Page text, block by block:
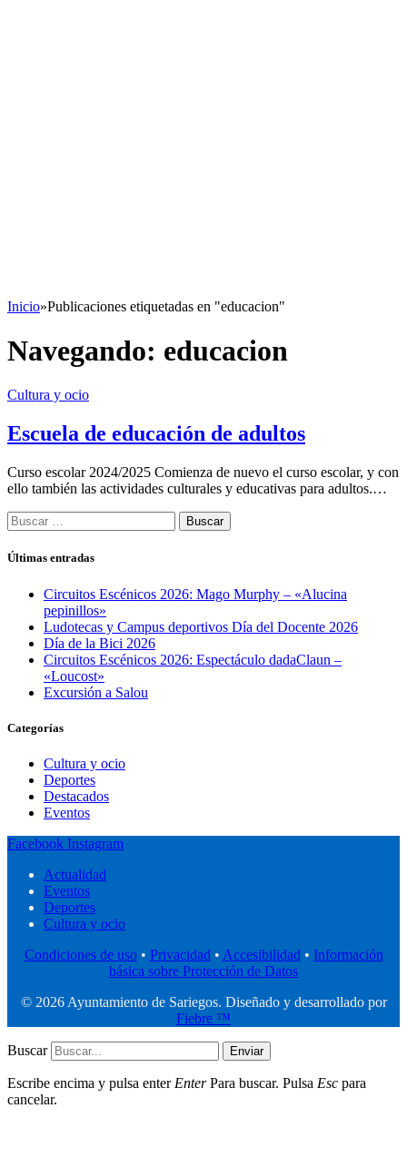
Inicio»Publicaciones etiquetadas en "educacion"
Navegando: educacion
Cultura y ocio
Escuela de educación de adultos
Curso escolar 2024/2025 Comienza de nuevo el curso escolar, y con
ello también las actividades culturales y educativas para adultos.…
Buscar:
Últimas entradas
Circuitos Escénicos 2026: Mago Murphy – «Alucina
pepinillos»
Ludotecas y Campus deportivos Día del Docente 2026
Día de la Bici 2026
Circuitos Escénicos 2026: Espectáculo dadaClaun –
«Loucost»
Excursión a Salou
Categorías
Cultura y ocio
Deportes
Destacados
Eventos
Facebook Instagram
Actualidad
Eventos
Deportes
Cultura y ocio
Condiciones de uso• Privacidad • Accesibilidad • Información
básica sobre Protección de Datos
© 2026 Ayuntamiento de Sariegos. Diseñado y desarrollado por
Fiebre ™
Buscar Enviar
Escribe encima y pulsa enter EnterPara buscar. Pulsa Esc para
cancelar.